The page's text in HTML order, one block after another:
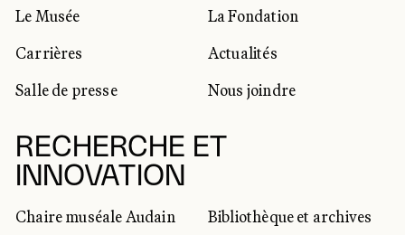
Le Musée
La Fondation
Carrières
Actualités
Salle de presse
Nous joindre
RECHERCHE ET
INNOVATION
Chaire muséale Audain
Bibliothèque et archives